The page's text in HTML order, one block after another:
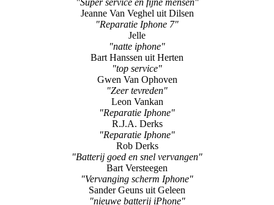
"natte iphone"
Bart Hanssen uit Herten
"top service"
Gwen Van Ophoven
"Zeer tevreden"
Leon Vankan
"Reparatie Iphone"
R.J.A. Derks
"Reparatie Iphone"
Rob Derks
"Batterij goed en snel vervangen"
Bart Versteegen
"Vervanging scherm Iphone"
Sander Geuns uit Geleen
"nieuwe batterij iPhone"
Straetemans Bart uit Bree
"Deskundige service"
Dave